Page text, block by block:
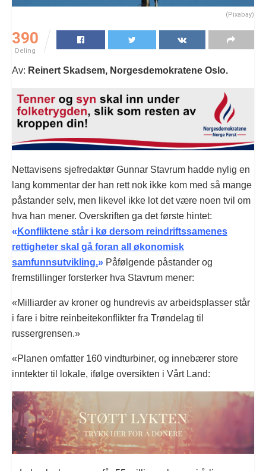
(Pixabay)
390
Deling
Av: Reinert Skadsem, Norgesdemokratene Oslo.
Nettavisens sjefredaktør Gunnar Stavrum hadde nylig en
lang kommentar der han rett nok ikke kom med så mange
påstander selv, men likevel ikke lot det være noen tvil om
hva han mener. Overskriften ga det første hintet:
« Konfliktene står i kø dersom reindriftssamenes
rettigheter skal gå foran all økonomisk
samfunnsutvikling.» Påfølgende påstander og
fremstillinger forsterker hva Stavrum mener:
«Milliarder av kroner og hundrevis av arbeidsplasser står
i fare i bitre reinbeitekonflikter fra Trøndelag til
russergrensen.»
«Planen omfatter 160 vindturbiner, og innebærer store
inntekter til lokale, ifølge oversikten i Vårt Land: